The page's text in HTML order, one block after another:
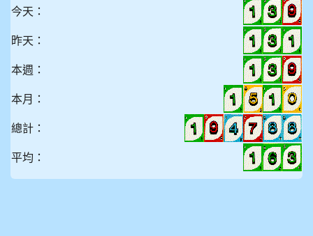
今天：
昨天：
本週：
本月：
總計：
平均：